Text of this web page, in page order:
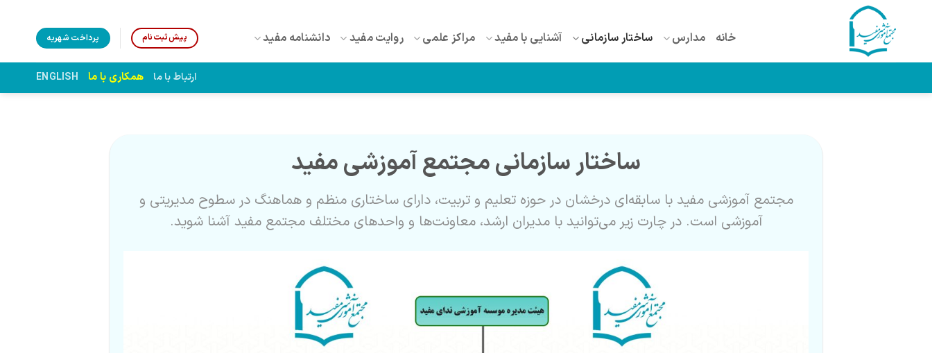
content
خانه مدارس ساختار سازمانی آشنایی با مفید مراکز علمی روایت مفید دانشنامه مفید پیش‌ثبت‌نام پرداخت شهریه
ارتباط با ما همکاری با ما ENGLISH
ساختار سازمانی مجتمع آموزشی مفید
مجتمع آموزشی مفید با سابقه‌ای درخشان در حوزه تعلیم و تربیت، دارای ساختاری منظم و هماهنگ در سطوح مدیریتی و
آموزشی است. در چارت زیر می‌توانید با مدیران ارشد، معاونت‌ها و واحدهای مختلف مجتمع مفید آشنا شوید.